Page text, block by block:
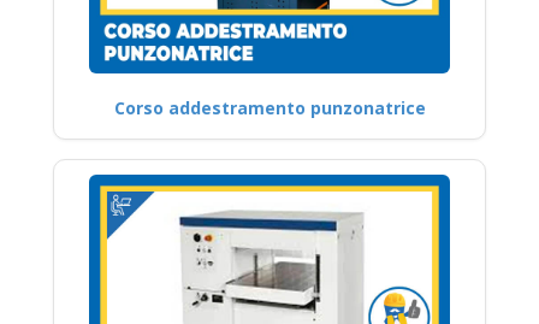
Corso addestramento punzonatrice